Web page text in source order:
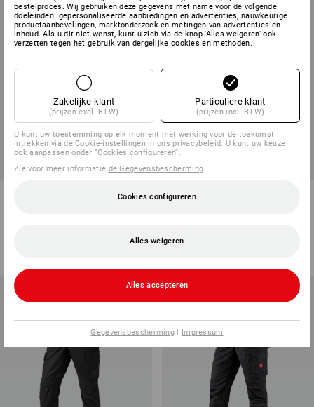
Werkbroek e.s.concrete light
e.s. Werkbroek Chino, heren
v.a.
bestelproces. Wij gebruiken deze gegevens met name voor de volgende
doeleinden: gepersonaliseerde aanbiedingen en advertenties, nauwkeurige
productaanbevelingen, marktonderzoek en metingen van advertenties en
inhoud. Als u dit niet wenst, kunt u zich via de knop 'Alles weigeren' ook
verzetten tegen het gebruik van dergelijke cookies en methoden.
Zakelijke klant
(prijzen excl. BTW)
Particuliere klant
(prijzen incl. BTW)
U kunt uw toestemming op elk moment met werking voor de toekomst
intrekken via deCookie-instellingenin ons privacybeleid. U kunt uw keuze
ook aanpassen onder “Cookies configureren”.
Zie voor meer informatie de Gegevensbescherming
Cookies configureren
Alles weigeren
Alles accepteren
Gegevensbescherming | Impressum